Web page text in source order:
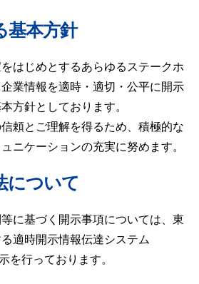
English IR
基本方針
はじめとするあらゆるステークホ
業情報を適時・適切・公平に開示
方針としております。
頼とご理解を得るため、積極的な
ニケーションの充実に努めます。
について
に基づく開示事項については、東
適時開示情報伝達システム
を行っております。